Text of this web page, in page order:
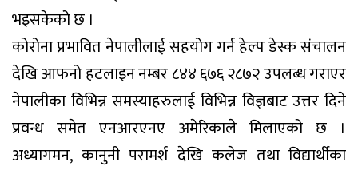
भइसकेको छ ।
कोरोना प्रभावित नेपालीलाई सहयोग गर्न हेल्प डेस्क संचालन
देखि आफनो हटलाइन नम्बर ८४४ ६७६ २८७२ उपलब्ध गराएर
नेपालीका विभिन्न समस्याहरुलाई विभिन्न विज्ञबाट उत्तर दिने
प्रवन्ध समेत एनआरएनए अमेरिकाले मिलाएको छ ।
अध्यागमन, कानुनी परामर्श देखि कलेज तथा विद्यार्थीका